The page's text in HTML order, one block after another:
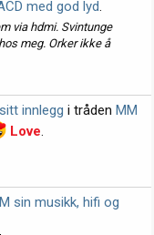
med god lyd.
via hdmi. Svintunge
meg. Orker ikke å
innlegg i tråden MM
Love.
sin musikk, hifi og